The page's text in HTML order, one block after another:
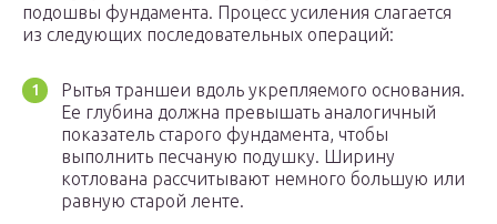
подошвы фундамента. Процесс усиления слагается
из следующих последовательных операций:
Рытья траншеи вдоль укрепляемого основания.
Ее глубина должна превышать аналогичный
показатель старого фундамента, чтобы
выполнить песчаную подушку. Ширину
котлована рассчитывают немного большую или
равную старой ленте.